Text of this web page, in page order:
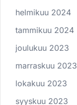
helmikuu 2024
tammikuu 2024
joulukuu 2023
marraskuu 2023
lokakuu 2023
syyskuu 2023